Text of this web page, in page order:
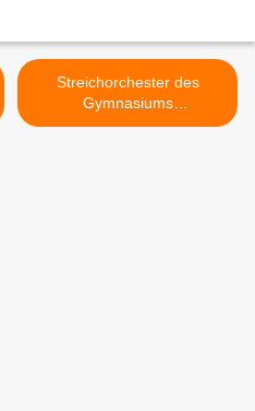
Streichorchester des
Gymnasiums
Veitshöchheim brillierte mit